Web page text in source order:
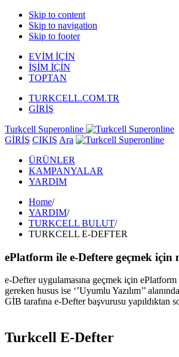
Skip to content
Skip to navigation
Skip to footer
EVİM İÇİN
İŞİM İÇİN
TOPTAN
TURKCELL.COM.TR
GİRİŞ
Turkcell Superonline
GİRİŞ ÇIKIŞ Ara
ÜRÜNLER
KAMPANYALAR
YARDIM
Home/
YARDIM/
TURKCELL BULUT/
TURKCELL E-DEFTER
ePlatform ile e-Deftere geçmek için
​e-Defter uygulamasına geçmek için
gereken husus ise ‘’Uyumlu Yazılım’’
GİB tarafına e-Defter başvurusu yapıldıktan
Turkcell E-Defter